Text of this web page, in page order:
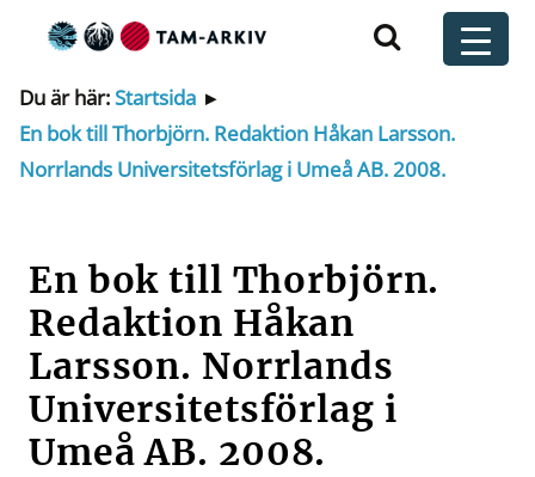
Huvudnavigering
Du är här:Startsida ▸
En bok till Thorbjörn. Redaktion Håkan Larsson.
Norrlands Universitetsförlag i Umeå AB. 2008.
En bok till Thorbjörn.
Redaktion Håkan
Larsson. Norrlands
Universitetsförlag i
Umeå AB. 2008.